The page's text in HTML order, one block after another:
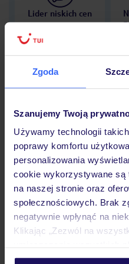
Zgoda
Szanujemy Twoją
Używamy technologii
poprawy komfortu
personalizowania
cookie wykorzystywane są
na naszej stronie oraz
społecznościowych. Brak
negatywnie wpłynąć na
Klikając „Zezwól na
personalizować swój
Lider niskich cen
Opinie
Pokoje
Wyżywienie